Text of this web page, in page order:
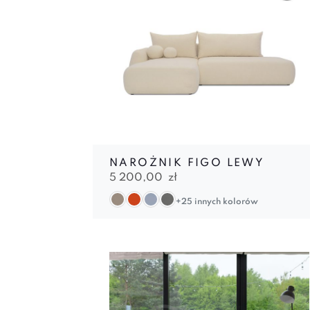
NAROŻNIK FIGO LEWY
5 200,00 zł
+25 innych kolorów